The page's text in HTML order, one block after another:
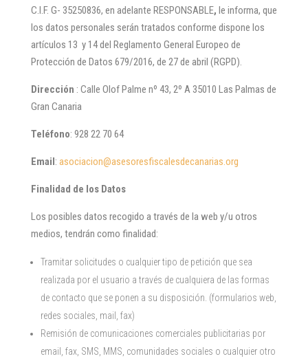
C.I.F. G- 35250836, en adelante RESPONSABLE, le informa, que
los datos personales serán tratados conforme dispone los
artículos 13 y 14 del Reglamento General Europeo de
Protección de Datos 679/2016, de 27 de abril (RGPD).
Dirección : Calle Olof Palme nº 43, 2º A 35010 Las Palmas de
Gran Canaria
Teléfono: 928 22 70 64
Email: asociacion@asesoresfiscalesdecanarias.org
Finalidad de los Datos
Los posibles datos recogido a través de la web y/u otros
medios, tendrán como finalidad:
Tramitar solicitudes o cualquier tipo de petición que sea
realizada por el usuario a través de cualquiera de las formas
de contacto que se ponen a su disposición. (formularios web,
redes sociales, mail, fax)
Remisión de comunicaciones comerciales publicitarias por
email, fax, SMS, MMS, comunidades sociales o cualquier otro